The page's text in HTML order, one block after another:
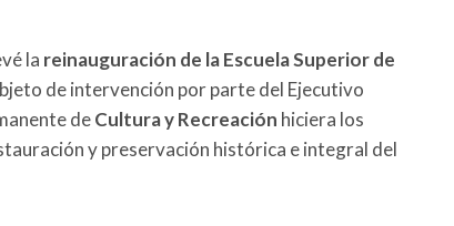
la reinauguración de la Escuela Superior de
de intervención por parte del Ejecutivo
deCultura y Recreación hiciera los
y preservación histórica e integral del